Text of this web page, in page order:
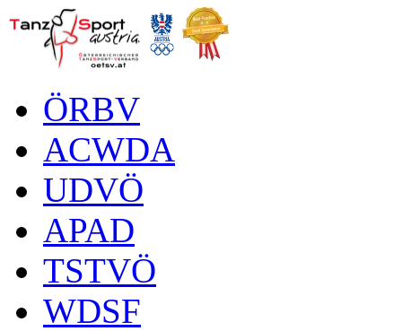
ÖRBV
ACWDA
UDVÖ
APAD
TSTVÖ
WDSF